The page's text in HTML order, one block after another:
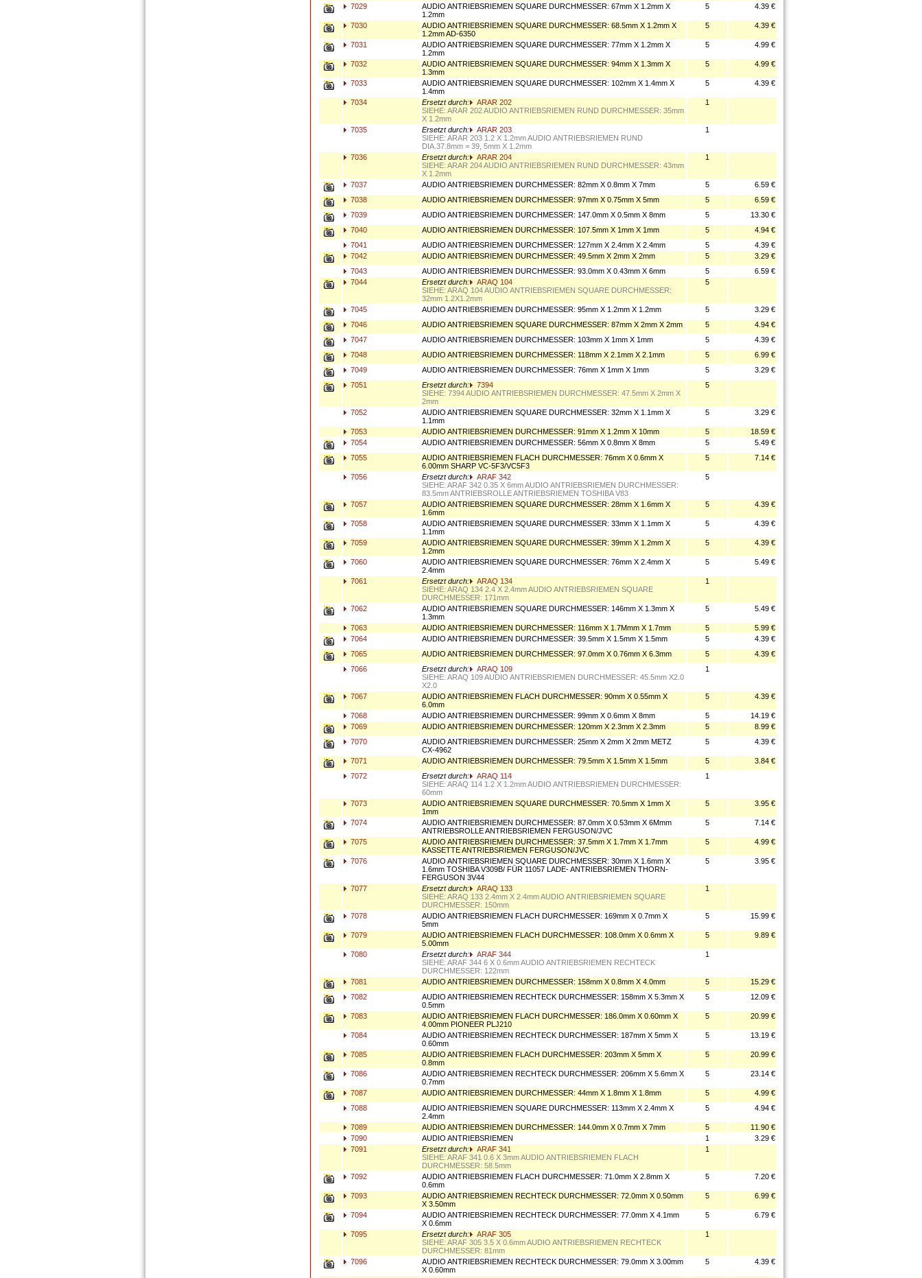
7029
AUDIO ANTRIEBSRIEMEN SQUARE DURCHMESSER: 67mm X 1.2mm X
1.2mm
5 4.39 €
7030
AUDIO ANTRIEBSRIEMEN SQUARE DURCHMESSER: 68.5mm X 1.2mm X
1.2mm AD-6350
5 4.39 €
7031
AUDIO ANTRIEBSRIEMEN SQUARE DURCHMESSER: 77mm X 1.2mm X
1.2mm
5 4.99 €
7032
AUDIO ANTRIEBSRIEMEN SQUARE DURCHMESSER: 94mm X 1.3mm X
1.3mm
5 4.99 €
7033
AUDIO ANTRIEBSRIEMEN SQUARE DURCHMESSER: 102mm X 1.4mm X
1.4mm
5 4.39 €
7034 Ersetzt durch:
ARAR 202
SIEHE: ARAR 202 AUDIO ANTRIEBSRIEMEN RUND DURCHMESSER: 35mm
X 1.2mm
1
7035 Ersetzt durch:
ARAR 203
SIEHE: ARAR 203 1.2 X 1.2mm AUDIO ANTRIEBSRIEMEN RUND
DIA.37.8mm = 39, 5mm X 1.2mm
1
7036 Ersetzt durch:
ARAR 204
SIEHE: ARAR 204 AUDIO ANTRIEBSRIEMEN RUND DURCHMESSER: 43mm
X 1.2mm
1
7037 AUDIO ANTRIEBSRIEMEN DURCHMESSER: 82mm X 0.8mm X 7mm 5
6.59 €
7038
AUDIO ANTRIEBSRIEMEN DURCHMESSER: 97mm X 0.75mm X 5mm 5
6.59 €
7039
AUDIO ANTRIEBSRIEMEN DURCHMESSER: 147.0mm X 0.5mm X 8mm 5
13.30 €
7040
AUDIO ANTRIEBSRIEMEN DURCHMESSER: 107.5mm X 1mm X 1mm 5
4.94 €
7041
AUDIO ANTRIEBSRIEMEN DURCHMESSER: 127mm X 2.4mm X 2.4mm 5
4.39 €
7042
AUDIO ANTRIEBSRIEMEN DURCHMESSER: 49.5mm X 2mm X 2mm 5
3.29 €
7043
AUDIO ANTRIEBSRIEMEN DURCHMESSER: 93.0mm X 0.43mm X 6mm 5
6.59 €
7044
Ersetzt durch:
ARAQ 104
SIEHE: ARAQ 104 AUDIO ANTRIEBSRIEMEN SQUARE DURCHMESSER:
32mm 1.2X1.2mm
5
7045 AUDIO ANTRIEBSRIEMEN DURCHMESSER: 95mm X 1.2mm X 1.2mm 5
3.29 €
7046
AUDIO ANTRIEBSRIEMEN SQUARE DURCHMESSER: 87mm X 2mm X 2mm 5
4.94 €
7047
AUDIO ANTRIEBSRIEMEN DURCHMESSER: 103mm X 1mm X 1mm 5
4.39 €
7048
AUDIO ANTRIEBSRIEMEN DURCHMESSER: 118mm X 2.1mm X 2.1mm 5
6.99 €
7049
AUDIO ANTRIEBSRIEMEN DURCHMESSER: 76mm X 1mm X 1mm 5
3.29 €
7051
Ersetzt durch:
7394
SIEHE: 7394 AUDIO ANTRIEBSRIEMEN DURCHMESSER: 47.5mm X 2mm X
2mm
5
7052
AUDIO ANTRIEBSRIEMEN SQUARE DURCHMESSER: 32mm X 1.1mm X
1.1mm
5 3.29 €
7053 AUDIO ANTRIEBSRIEMEN DURCHMESSER: 91mm X 1.2mm X 10mm 5
18.59 €
7054
AUDIO ANTRIEBSRIEMEN DURCHMESSER: 56mm X 0.8mm X 8mm 5
5.49 €
7055
AUDIO ANTRIEBSRIEMEN FLACH DURCHMESSER: 76mm X 0.6mm X
6.00mm SHARP VC-5F3/VC5F3
5 7.14 €
7056 Ersetzt durch:
ARAF 342
SIEHE: ARAF 342 0.35 X 6mm AUDIO ANTRIEBSRIEMEN DURCHMESSER:
83.5mm ANTRIEBSROLLE ANTRIEBSRIEMEN TOSHIBA V83
5
7057
AUDIO ANTRIEBSRIEMEN SQUARE DURCHMESSER: 28mm X 1.6mm X
1.6mm
5 4.39 €
7058
AUDIO ANTRIEBSRIEMEN SQUARE DURCHMESSER: 33mm X 1.1mm X
1.1mm
5 4.39 €
7059
AUDIO ANTRIEBSRIEMEN SQUARE DURCHMESSER: 39mm X 1.2mm X
1.2mm
5 4.39 €
7060
AUDIO ANTRIEBSRIEMEN SQUARE DURCHMESSER: 76mm X 2.4mm X
2.4mm
5 5.49 €
7061 Ersetzt durch:
ARAQ 134
SIEHE: ARAQ 134 2.4 X 2.4mm AUDIO ANTRIEBSRIEMEN SQUARE
DURCHMESSER: 171mm
1
7062
AUDIO ANTRIEBSRIEMEN SQUARE DURCHMESSER: 146mm X 1.3mm X
1.3mm
5 5.49 €
7063 AUDIO ANTRIEBSRIEMEN DURCHMESSER: 116mm X 1.7Mmm X 1.7mm 5
5.99 €
7064
AUDIO ANTRIEBSRIEMEN DURCHMESSER: 39.5mm X 1.5mm X 1.5mm 5
4.39 €
7065
AUDIO ANTRIEBSRIEMEN DURCHMESSER: 97.0mm X 0.76mm X 6.3mm 5
4.39 €
7066
Ersetzt durch:
ARAQ 109
SIEHE: ARAQ 109 AUDIO ANTRIEBSRIEMEN DURCHMESSER: 45.5mm X2.0
X2.0
1
7067
AUDIO ANTRIEBSRIEMEN FLACH DURCHMESSER: 90mm X 0.55mm X
6.0mm
5 4.39 €
7068 AUDIO ANTRIEBSRIEMEN DURCHMESSER: 99mm X 0.6mm X 8mm 5
14.19 €
7069
AUDIO ANTRIEBSRIEMEN DURCHMESSER: 120mm X 2.3mm X 2.3mm 5
8.99 €
7070
AUDIO ANTRIEBSRIEMEN DURCHMESSER: 25mm X 2mm X 2mm METZ
CX-4962
5 4.39 €
7071 AUDIO ANTRIEBSRIEMEN DURCHMESSER: 79.5mm X 1.5mm X 1.5mm 5
3.84 €
7072
Ersetzt durch:
ARAQ 114
SIEHE: ARAQ 114 1.2 X 1.2mm AUDIO ANTRIEBSRIEMEN DURCHMESSER:
60mm
1
7073
AUDIO ANTRIEBSRIEMEN SQUARE DURCHMESSER: 70.5mm X 1mm X
1mm
5 3.95 €
7074
AUDIO ANTRIEBSRIEMEN DURCHMESSER: 87.0mm X 0.53mm X 6Mmm
ANTRIEBSROLLE ANTRIEBSRIEMEN FERGUSON/JVC
5 7.14 €
7075
AUDIO ANTRIEBSRIEMEN DURCHMESSER: 37.5mm X 1.7mm X 1.7mm
KASSETTE ANTRIEBSRIEMEN FERGUSON/JVC
5 4.99 €
7076
AUDIO ANTRIEBSRIEMEN SQUARE DURCHMESSER: 30mm X 1.6mm X
1.6mm TOSHIBA V309B/ FÜR 11057 LADE- ANTRIEBSRIEMEN THORN-
FERGUSON 3V44
5 3.95 €
7077 Ersetzt durch:
ARAQ 133
SIEHE: ARAQ 133 2.4mm X 2.4mm AUDIO ANTRIEBSRIEMEN SQUARE
DURCHMESSER: 150mm
1
7078
AUDIO ANTRIEBSRIEMEN FLACH DURCHMESSER: 169mm X 0.7mm X
5mm
5 15.99 €
7079
AUDIO ANTRIEBSRIEMEN FLACH DURCHMESSER: 108.0mm X 0.6mm X
5.00mm
5 9.89 €
7080 Ersetzt durch:
ARAF 344
SIEHE: ARAF 344 6 X 0.6mm AUDIO ANTRIEBSRIEMEN RECHTECK
DURCHMESSER: 122mm
1
7081 AUDIO ANTRIEBSRIEMEN DURCHMESSER: 158mm X 0.8mm X 4.0mm 5
15.29 €
7082
AUDIO ANTRIEBSRIEMEN RECHTECK DURCHMESSER: 158mm X 5.3mm X
0.5mm
5 12.09 €
7083
AUDIO ANTRIEBSRIEMEN FLACH DURCHMESSER: 186.0mm X 0.60mm X
4.00mm PIONEER PLJ210
5 20.99 €
7084
AUDIO ANTRIEBSRIEMEN RECHTECK DURCHMESSER: 187mm X 5mm X
0.60mm
5 13.19 €
7085
AUDIO ANTRIEBSRIEMEN FLACH DURCHMESSER: 203mm X 5mm X
0.8mm
5 20.99 €
7086
AUDIO ANTRIEBSRIEMEN RECHTECK DURCHMESSER: 206mm X 5.6mm X
0.7mm
5 23.14 €
7087 AUDIO ANTRIEBSRIEMEN DURCHMESSER: 44mm X 1.8mm X 1.8mm 5
4.99 €
7088
AUDIO ANTRIEBSRIEMEN SQUARE DURCHMESSER: 113mm X 2.4mm X
2.4mm
5 4.94 €
7089 AUDIO ANTRIEBSRIEMEN DURCHMESSER: 144.0mm X 0.7mm X 7mm 5
11.90 €
7090
AUDIO ANTRIEBSRIEMEN 1
3.29 €
7091
Ersetzt durch:
ARAF 341
SIEHE: ARAF 341 0.6 X 3mm AUDIO ANTRIEBSRIEMEN FLACH
DURCHMESSER: 58.5mm
1
7092
AUDIO ANTRIEBSRIEMEN FLACH DURCHMESSER: 71.0mm X 2.8mm X
0.6mm
5 7.20 €
7093
AUDIO ANTRIEBSRIEMEN RECHTECK DURCHMESSER: 72.0mm X 0.50mm
X 3.50mm
5 6.99 €
7094
AUDIO ANTRIEBSRIEMEN RECHTECK DURCHMESSER: 77.0mm X 4.1mm
X 0.6mm
5 6.79 €
7095 Ersetzt durch:
ARAF 305
SIEHE: ARAF 305 3.5 X 0.6mm AUDIO ANTRIEBSRIEMEN RECHTECK
DURCHMESSER: 81mm
1
7096
AUDIO ANTRIEBSRIEMEN RECHTECK DURCHMESSER: 79.0mm X 3.00mm
X 0.60mm
5 4.39 €